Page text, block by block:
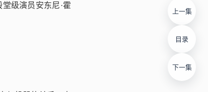
上一集
目录
下一集
级演员安东尼·霍